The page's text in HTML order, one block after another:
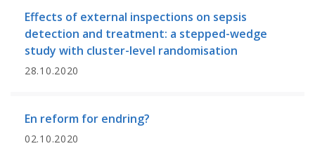
Effects of external inspections on sepsis
detection and treatment: a stepped-wedge
study with cluster-level randomisation
28.10.2020
En reform for endring?
02.10.2020